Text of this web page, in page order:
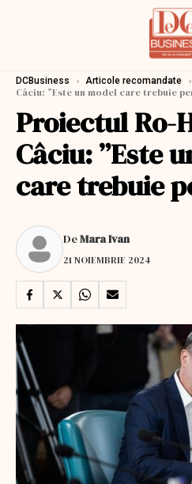
DCBusiness › Articole recomandate ›
Câciu: ”Este un model care trebuie
Proiectul Ro-
Câciu: ”Este
care trebuie
DeMara Ivan
21 NOIEMBRIE 2024